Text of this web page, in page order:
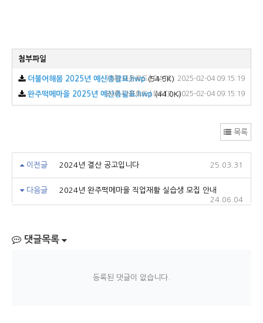
첨부파일
더불어해봄 2025년 예산총괄표.hwp(54.5K)
78회 다운로드 | DATE : 2025-02-04 09:15:19
완주떡메마을 2025년 예산총괄표.hwp (44.0K)
80회 다운로드 | DATE : 2025-02-04 09:15:19
목록
이전글 2024년 결산 공고입니다 25.03.31
다음글
2024년 완주떡메마을 직업재활 실습생 모집 안내
24.06.04
댓글목록
등록된 댓글이 없습니다.